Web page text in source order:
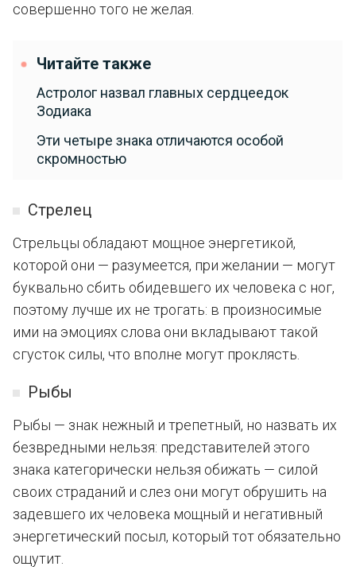
совершенно того не желая.
Читайте также
Астролог назвал главных сердцеедок
Зодиака
Эти четыре знака отличаются особой
скромностью
Стрелец
Стрельцы обладают мощное энергетикой,
которой они — разумеется, при желании — могут
буквально сбить обидевшего их человека с ног,
поэтому лучше их не трогать: в произносимые
ими на эмоциях слова они вкладывают такой
сгусток силы, что вполне могут проклясть.
Рыбы
Рыбы — знак нежный и трепетный, но назвать их
безвредными нельзя: представителей этого
знака категорически нельзя обижать — силой
своих страданий и слез они могут обрушить на
задевшего их человека мощный и негативный
энергетический посыл, который тот обязательно
ощутит.